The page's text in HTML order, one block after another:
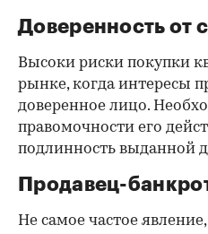
Доверенность от
Высоки риски покупки
рынке, когда интересы
доверенное лицо.
правомочности его
подлинность выданной
Продавец-
Не самое частое